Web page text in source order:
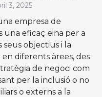
3, 2025
empresa de
una eficaç eina per a
seus objectius i la
diferents àrees, des
de negoci com
per la inclusió o no
o externs a la